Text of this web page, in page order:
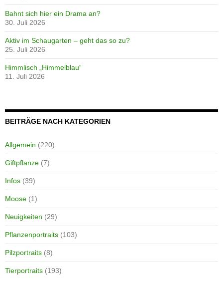
Bahnt sich hier ein Drama an?
30. Juli 2026
Aktiv im Schaugarten – geht das so zu?
25. Juli 2026
Himmlisch „Himmelblau“
11. Juli 2026
BEITRÄGE NACH KATEGORIEN
Allgemein (220)
Giftpflanze (7)
Infos (39)
Moose (1)
Neuigkeiten (29)
Pflanzenportraits (103)
Pilzportraits (8)
Tierportraits (193)